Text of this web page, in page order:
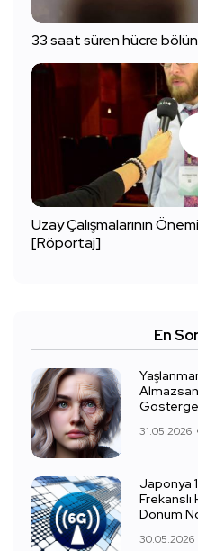
33 saat süren hücre
Uzay Çalışmalarının
[Röportaj]
En
31.05.2026
Japonya
Dönüm
30.05.2026